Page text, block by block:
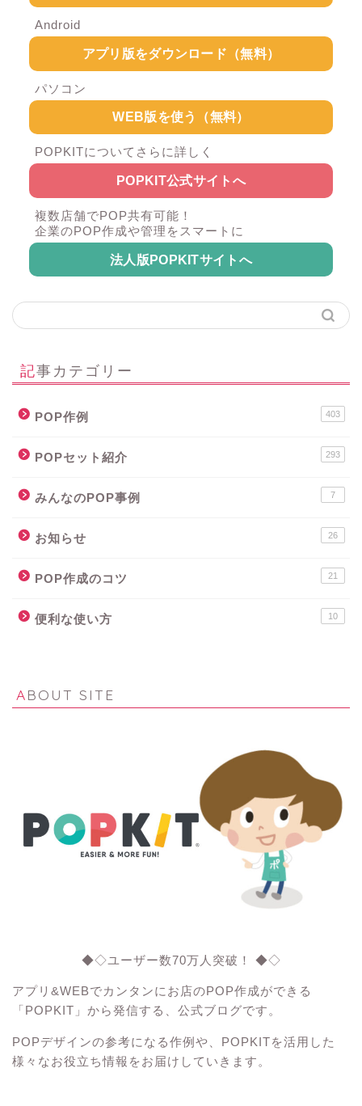
Android
アプリ版をダウンロード（無料）
パソコン
WEB版を使う（無料）
POPKITについてさらに詳しく
POPKIT公式サイトへ
複数店舗でPOP共有可能！
企業のPOP作成や管理をスマートに
法人版POPKITサイトへ
記事カテゴリー
POP作例 403
POPセット紹介 293
みんなのPOP事例 7
お知らせ 26
POP作成のコツ 21
便利な使い方 10
ABOUT SITE
◆◇ユーザー数70万人突破！ ◆◇
アプリ&WEBでカンタンにお店のPOP作成ができる
「POPKIT」から発信する、公式ブログです。
POPデザインの参考になる作例や、POPKITを活用した
様々なお役立ち情報をお届けしていきます。